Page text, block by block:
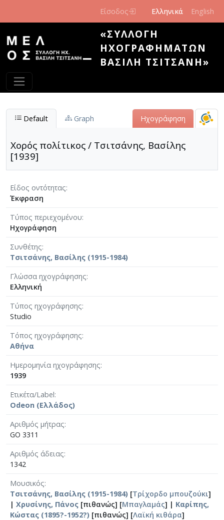
Είσοδος Ελληνικά English
«ΣΥΛΛΟΓΉ
ΗΧΟΓΡΑΦΗΜΆΤΩΝ
ΒΑΣΊΛΗ ΤΣΙΤΣΆΝΗ»
Default Graph Ηχογράφηση
Χορός πολίτικος / Τσιτσάνης, Βασίλης
[1939]
Είδος οντότητας
Έκφραση
Τύπος περιεχομένου
Ηχογράφηση
Συνθέτης
Τσιτσάνης, Βασίλης (1915-1984)
Γλώσσα ηχογράφησης
Ελληνική
Τύπος ηχογράφησης
Studio
Τόπος ηχογράφησης
Αθήνα
Ημερομηνία ηχογράφησης
1939
Ετικέτα/Label
Odeon (Ελλάδος)
Αριθμός μήτρας
GO 3311
Αριθμός άδειας
1342
Μουσικός
Τσιτσάνης, Βασίλης (1915-1984) [Τρίχορδο μπουζούκι]
| Χρυσίνης, Πάνος [πιθανώς] [Μπαγλαμάς] | Καρίπης,
Κώστας (1895?-1952?) [πιθανώς] [Λαϊκή κιθάρα]